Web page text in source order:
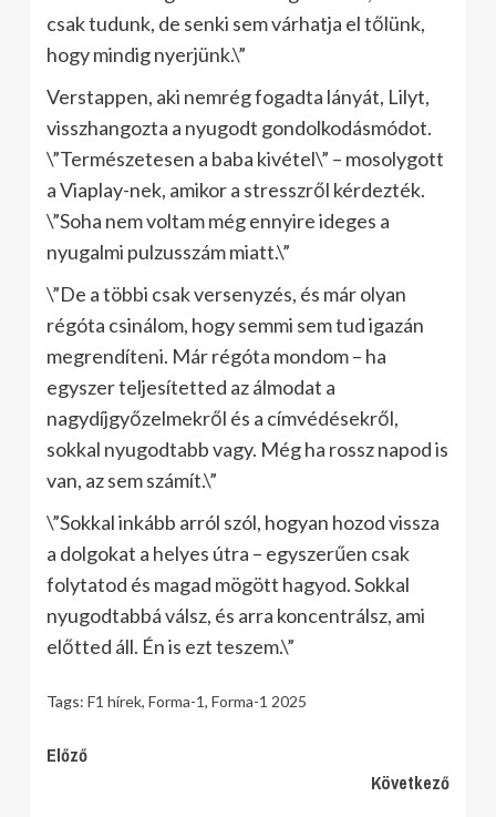
csak tudunk, de senki sem várhatja el tőlünk,
hogy mindig nyerjünk.\”
Verstappen, aki nemrég fogadta lányát, Lilyt,
visszhangozta a nyugodt gondolkodásmódot.
\”Természetesen a baba kivétel\” – mosolygott
a Viaplay-nek, amikor a stresszről kérdezték.
\”Soha nem voltam még ennyire ideges a
nyugalmi pulzusszám miatt.\”
\”De a többi csak versenyzés, és már olyan
régóta csinálom, hogy semmi sem tud igazán
megrendíteni. Már régóta mondom – ha
egyszer teljesítetted az álmodat a
nagydíjgyőzelmekről és a címvédésekről,
sokkal nyugodtabb vagy. Még ha rossz napod is
van, az sem számít.\”
\”Sokkal inkább arról szól, hogyan hozod vissza
a dolgokat a helyes útra – egyszerűen csak
folytatod és magad mögött hagyod. Sokkal
nyugodtabbá válsz, és arra koncentrálsz, ami
előtted áll. Én is ezt teszem.\”
Tags: F1 hírek, Forma-1, Forma-1 2025
Continue
Előző
Következő